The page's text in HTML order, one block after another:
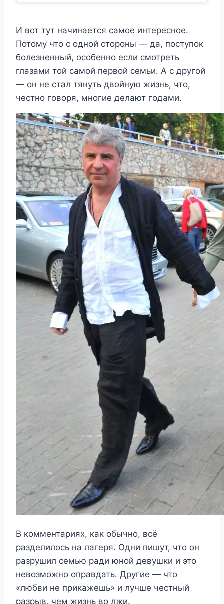
И вот тут начинается самое интересное.
Потому что с одной стороны — да, поступок
болезненный, особенно если смотреть
глазами той самой первой семьи. А с другой
— он не стал тянуть двойную жизнь, что,
честно говоря, многие делают годами.
В комментариях, как обычно, всё
разделилось на лагеря. Одни пишут, что он
разрушил семью ради юной девушки и это
невозможно оправдать. Другие — что
«любви не прикажешь» и лучше честный
разрыв, чем жизнь во лжи.